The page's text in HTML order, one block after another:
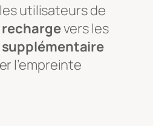
utilisateurs de
rechargevers les
l’empreinte